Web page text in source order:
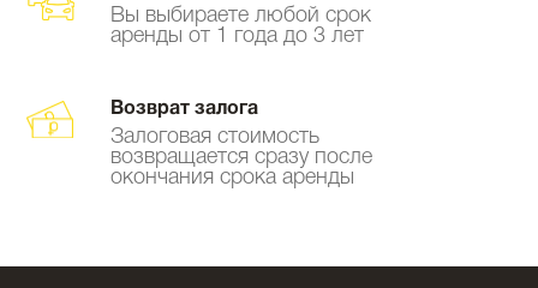
Вы выбираете любой срок
аренды от 1 года до 3 лет
Возврат залога
Залоговая стоимость
возвращается сразу после
окончания срока аренды